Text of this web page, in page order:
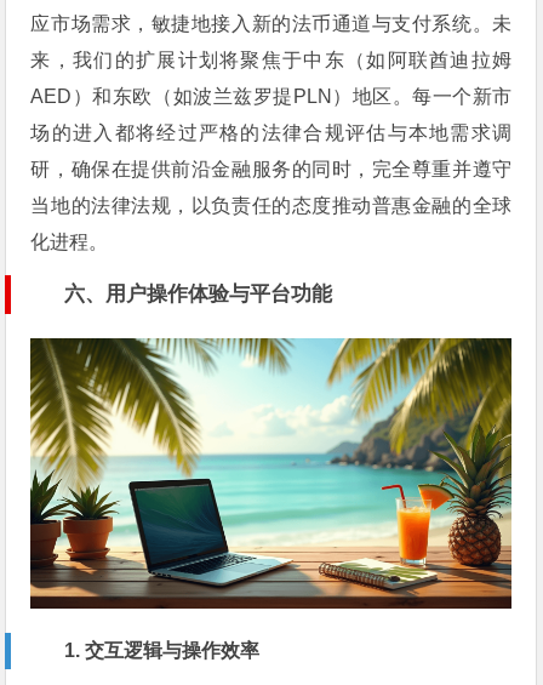
应市场需求，敏捷地接入新的法币通道与支付系统。未
来，我们的扩展计划将聚焦于中东（如阿联酋迪拉姆
AED）和东欧（如波兰兹罗提PLN）地区。每一个新市
场的进入都将经过严格的法律合规评估与本地需求调
研，确保在提供前沿金融服务的同时，完全尊重并遵守
当地的法律法规，以负责任的态度推动普惠金融的全球
化进程。
六、用户操作体验与平台功能
1. 交互逻辑与操作效率